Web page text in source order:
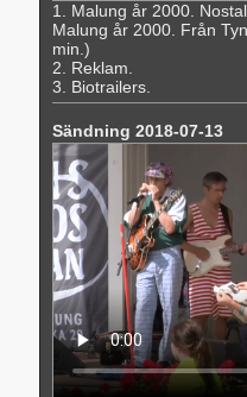
1. Malung år 2000.
Malung år 2000. Från
min.)
2. Reklam.
3. Biotrailers.
Sändning 2018-07-13